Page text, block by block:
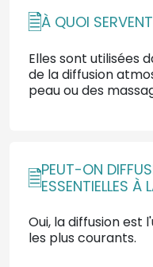
À QUOI SERVENT
Elles sont utilisées
de la diffusion
peau ou des
PEUT-ON
ESSENTIELLES À
Oui, la diffusion est
les plus courants.